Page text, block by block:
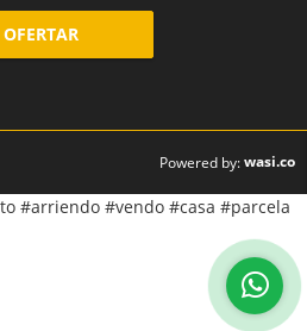
OFERTAR
Powered by:wasi.co
#arriendo #vendo #casa #parcela